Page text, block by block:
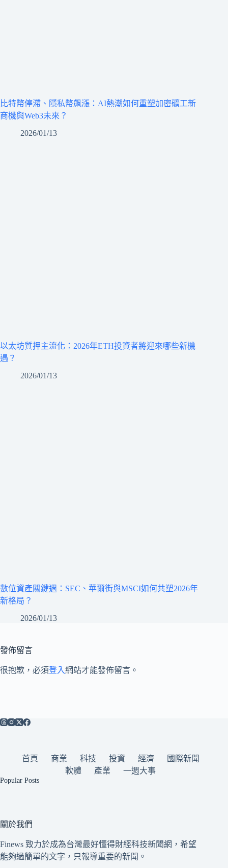
比特幣停滯、隱私幣飆漲：AI熱潮如何重塑加密礦工新
商機與Web3未來？
2026/01/13
以太坊質押主流化：2026年ETH投資者將迎來哪些新機
遇？
2026/01/13
數位資產關鍵週：SEC、華爾街與MSCI如何共塑2026年
新格局？
2026/01/13
發佈留言
很抱歉，必須登入網站才能發佈留言。
首頁 商業 科技 投資 經濟
國際新聞
軟體
產業 一週大事
Popular Posts
關於我們
Finews 致力於成為台灣最好懂得財經科技新聞網，希望
能夠過簡單的文字，只報導重要的新聞。